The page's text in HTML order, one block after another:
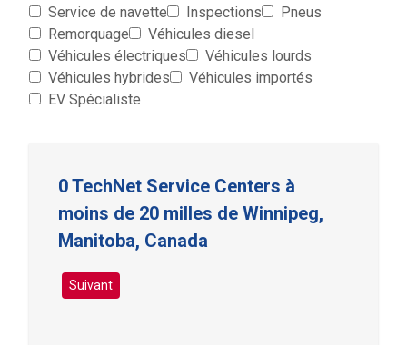
Service de navette
Inspections
Pneus
Remorquage
Véhicules diesel
Véhicules électriques
Véhicules lourds
Véhicules hybrides
Véhicules importés
EV Spécialiste
0 TechNet Service Centers à
moins de 20 milles de Winnipeg,
Manitoba, Canada
Suivant